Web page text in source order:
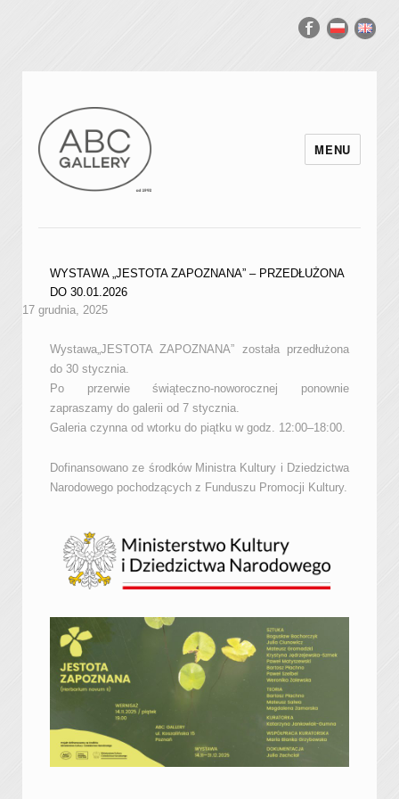
MENU
WYSTAWA „JESTOTA ZAPOZNANA” – PRZEDŁUŻONA
DO 30.01.2026
17 grudnia, 2025
Wystawa„JESTOTA ZAPOZNANA” została przedłużona
do 30 stycznia.
Po przerwie świąteczno-noworocznej ponownie
zapraszamy do galerii od 7 stycznia.
Galeria czynna od wtorku do piątku w godz. 12:00–18:00.
Dofinansowano ze środków Ministra Kultury i Dziedzictwa
Narodowego pochodzących z Funduszu Promocji Kultury.